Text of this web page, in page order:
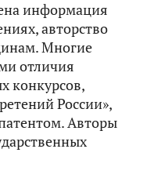
информация
авторство
Многие
отличия
конкурсов,
России»,
Авторы